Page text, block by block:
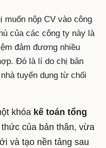
muốn nộp CV vào công
của các công ty này là
đảm đương nhiều
Đó là lí do chị bản
tuyển dụng từ chối
khóa kế toán tổng
của bản thân, vừa
và tạo nền tảng sau